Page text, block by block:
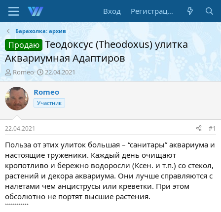
Вход Регистрация
Барахолка: архив
Продаю Теодоксус (Theodoxus) улитка
Аквариумная Адаптиров
А
в
т
о
р
т
е
м
ы
Romeo
Д
а
т
а
н
а
л
22.04.2021
Romeo
Участник
22.04.2021 #1
Польза от этих улиток большая – “санитары” аквариума и
настоящие труженики. Каждый день очищают
кропотливо и бережно водоросли (Ксен. и т.п.) со стекол,
растений и декора аквариума. Они лучше справляются с
налетами чем анциструсы или креветки. При этом
обсолютно не портят высшие растения.
````````````